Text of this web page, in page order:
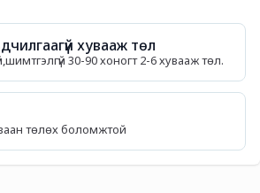
хувааж төл
30-90 хоногт 2-6 хувааж төл.
төлөх боломжтой